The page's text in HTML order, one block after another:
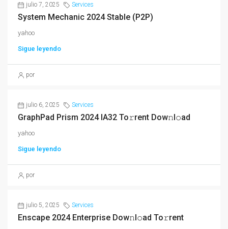
julio 7, 2025 Services
System Mechanic 2024 Stable (P2P)
yahoo
Sigue leyendo
por
julio 6, 2025 Services
GraphPad Prism 2024 IA32 To𝚛rent Dow𝚗l𝚘ad
yahoo
Sigue leyendo
por
julio 5, 2025 Services
Enscape 2024 Enterprise Dow𝚗l𝚘ad To𝚛rent